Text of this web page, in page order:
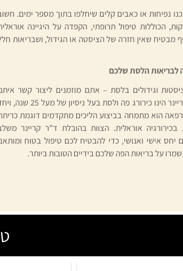
נפיחות או כאבים קלים שיחלפו בתוך מספר ימים.
הכוללות טיפול תרופתי, הקפדה על היגיינה
מבטיח שאין חזרה של הציסטה או הגידול, ושבריאות
לבריאות הלסת שלכם
וגידולים בלסת – אתם מוזמנים ליצור קשר
במרפאת ד"ר ברונו קריינר. ד"ר קריינר הינו כירורג פה ולסת בעל ניסיון של מעל
הוא מתמחה בביצוע הליכים מתקדמים דוגמת
בכירורגיה אוראלית. הצוות בהובלת ד"ר קריינר
יחס אישי ואנושי, כדי להבטיח לכם טיפול בטוח
על בריאות הפה שלכם בידיים הטובות ביותר.